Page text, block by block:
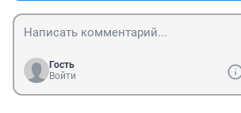
Гость
Войти